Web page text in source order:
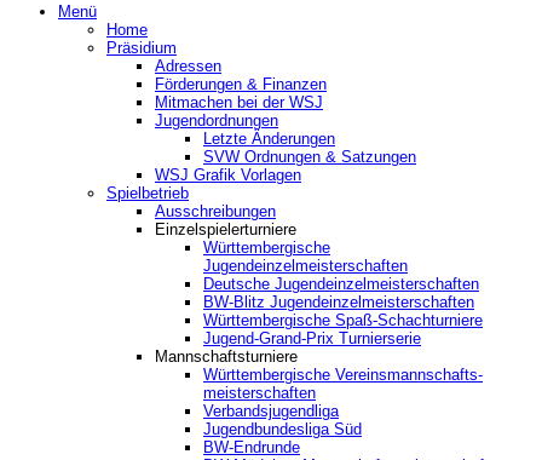
Menü
Home
Präsidium
Adressen
Förderungen & Finanzen
Mitmachen bei der WSJ
Jugendordnungen
Letzte Änderungen
SVW Ordnungen & Satzungen
WSJ Grafik Vorlagen
Spielbetrieb
Ausschreibungen
Einzelspielerturniere
Württembergische
Jugendeinzelmeisterschaften
Deutsche Jugendeinzelmeisterschaften
BW-Blitz Jugendeinzelmeisterschaften
Württembergische Spaß-Schachturniere
Jugend-Grand-Prix Turnierserie
Mannschaftsturniere
Württembergische Vereinsmannschafts-
meisterschaften
Verbandsjugendliga
Jugendbundesliga Süd
BW-Endrunde